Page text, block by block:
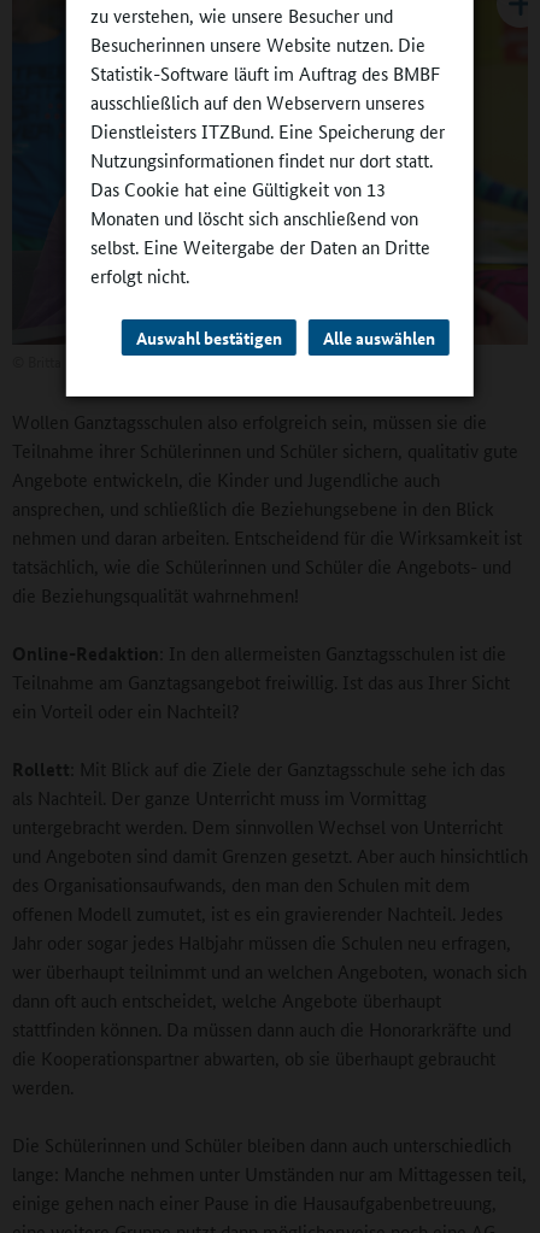
zu verstehen, wie unsere Besucher und
Besucherinnen unsere Website nutzen. Die
Statistik-Software läuft im Auftrag des BMBF
ausschließlich auf den Webservern unseres
Dienstleisters ITZBund. Eine Speicherung der
Nutzungsinformationen findet nur dort statt.
Das Cookie hat eine Gültigkeit von 13
Monaten und löscht sich anschließend von
selbst. Eine Weitergabe der Daten an Dritte
erfolgt nicht.
Auswahl bestätigen Alle auswählen
Wollen Ganztagsschulen also erfolgreich sein, müssen sie die
Teilnahme ihrer Schülerinnen und Schüler sichern, qualitativ gute
Angebote entwickeln, die Kinder und Jugendliche auch
ansprechen, und schließlich die Beziehungsebene in den Blick
nehmen und daran arbeiten. Entscheidend für die Wirksamkeit ist
tatsächlich, wie die Schülerinnen und Schüler die Angebots- und
die Beziehungsqualität wahrnehmen!
Online-Redaktion : In den allermeisten Ganztagsschulen ist die
Teilnahme am Ganztagsangebot freiwillig. Ist das aus Ihrer Sicht
ein Vorteil oder ein Nachteil?
Rollett : Mit Blick auf die Ziele der Ganztagsschule sehe ich das
als Nachteil. Der ganze Unterricht muss im Vormittag
untergebracht werden. Dem sinnvollen Wechsel von Unterricht
und Angeboten sind damit Grenzen gesetzt. Aber auch hinsichtlich
des Organisationsaufwands, den man den Schulen mit dem
offenen Modell zumutet, ist es ein gravierender Nachteil. Jedes
Jahr oder sogar jedes Halbjahr müssen die Schulen neu erfragen,
wer überhaupt teilnimmt und an welchen Angeboten, wonach sich
dann oft auch entscheidet, welche Angebote überhaupt
stattfinden können. Da müssen dann auch die Honorarkräfte und
die Kooperationspartner abwarten, ob sie überhaupt gebraucht
werden.
Die Schülerinnen und Schüler bleiben dann auch unterschiedlich
lange: Manche nehmen unter Umständen nur am Mittagessen teil,
einige gehen nach einer Pause in die Hausaufgabenbetreuung,